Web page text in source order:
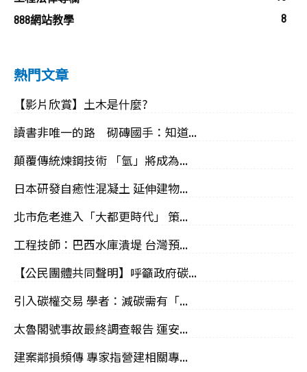
888網站教學
8
熱門文章
【影片欣賞】土木是什麼?
讀書非唯一的路 砌磚國手：知道...
顛覆傳統煉鋼技術 「氫」將成為...
日本研發自癒性混凝土 延伸建物...
北市危老進入「大都更時代」 策...
工程技師：巴西水庫潰堤 台灣預...
【公民團體共同聲明】呼籲政府碳...
引入碳權交易 學者：減碳需有「...
太魯閣號事故最終調查報告 運安...
建案鄰損頻傳 專家指營建相關專...